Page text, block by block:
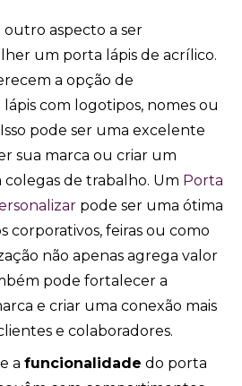
outro aspecto a ser
um porta lápis de acrílico.
a opção de
com logotipos, nomes ou
pode ser uma excelente
sua marca ou criar um
de trabalho. Um Porta
pode ser uma ótima
corporativos, feiras ou como
não apenas agrega valor
pode fortalecer a
e criar uma conexão mais
e colaboradores.
afuncionalidade do porta